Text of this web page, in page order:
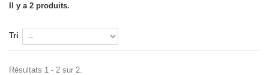
Il y a 2 produits.
Tri
Résultats 1 - 2 sur 2.